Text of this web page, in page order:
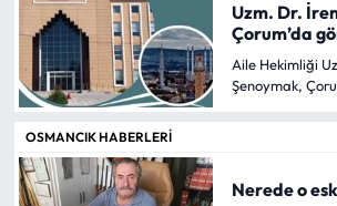
Uzm. Dr.
Çorum’da
Aile Hekimliği
Şenoymak,
OSMANCIK HABERLERI
Nerede o
Çorum Son Dakika Haberleri
Dodurga Haberleri
Eğitim
Ekonomi
Son Dakika Haberleri
Haber Arşivi